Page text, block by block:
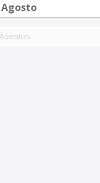
Agosto
Asientos